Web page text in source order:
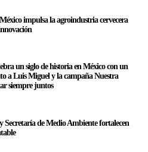
impulsa la agroindustria cervecera
un siglo de historia en México con un
a Luis Miguel y la campaña Nuestra
siempre juntos
Secretaría de Medio Ambiente fortalecen